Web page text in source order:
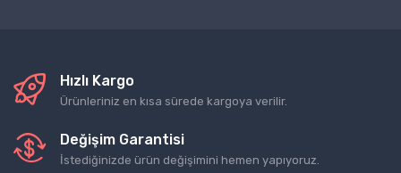
Hızlı Kargo
Ürünleriniz en kısa sürede kargoya verilir.
Değişim Garantisi
İstediğinizde ürün değişimini hemen yapıyoruz.